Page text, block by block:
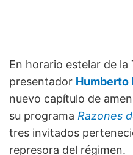
En horario estelar de la
presentador Humberto
nuevo capítulo de
su programa Razones
tres invitados
represora del régimen.